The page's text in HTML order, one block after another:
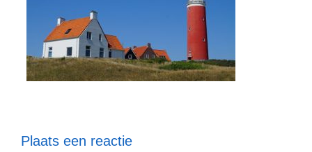
Plaats een reactie